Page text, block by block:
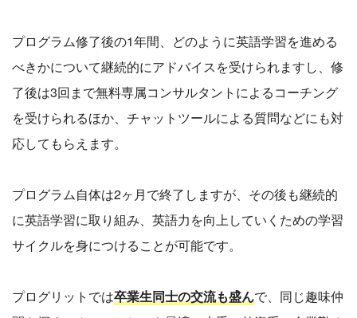
プログラム修了後の1年間、どのように英語学習を進める
べきかについて継続的にアドバイスを受けられますし、修
了後は3回まで無料専属コンサルタントによるコーチング
を受けられるほか、チャットツールによる質問などにも対
応してもらえます。
プログラム自体は2ヶ月で終了しますが、その後も継続的
に英語学習に取り組み、英語力を向上していくための学習
サイクルを身につけることが可能です。
プログリットでは卒業生同士の交流も盛んで、同じ趣味仲